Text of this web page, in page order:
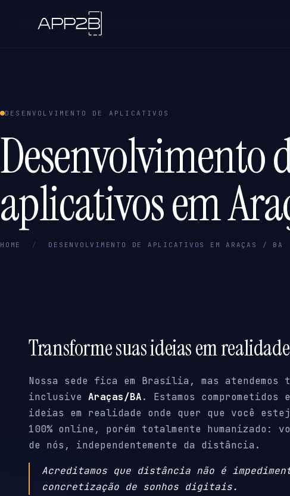
DESENVOLVIMENTO DE APLICATIVOS
Desenvolvimento
aplicativos em
HOME / DESENVOLVIMENTO DE APLICATIVOS EM ARAÇAS / BA
Transforme suas ideias em
Nossa sede fica em Brasília, mas
inclusive Araças/BA. Estamos comprometidos
ideias em realidade onde quer que você
100% online, porém totalmente humanizado:
de nós, independentemente da distância.
Acreditamos que distância não é
concretização de sonhos digitais.